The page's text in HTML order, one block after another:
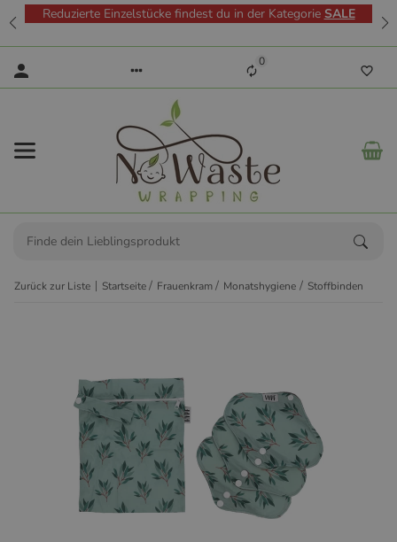
Reduzierte Einzelstücke findest du in der Kategorie SALE
0
Zurück zur Liste Startseite Frauenkram Monatshygiene Stoffbinden